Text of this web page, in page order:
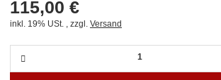
115,00 €
inkl. 19% USt. , zzgl. Versand